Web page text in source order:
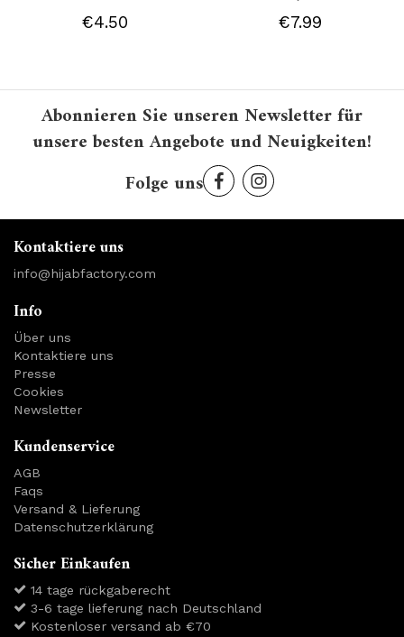
€4.50 €7.99
Abonnieren Sie unseren Newsletter für
unsere besten Angebote und Neuigkeiten!
Folge uns
Kontaktiere uns
info@hijabfactory.com
Info
Über uns
Kontaktiere uns
Presse
Cookies
Newsletter
Kundenservice
AGB
Faqs
Versand & Lieferung
Datenschutzerklärung
Sicher Einkaufen
14 tage rückgaberecht
3-6 tage lieferung nach Deutschland
Kostenloser versand ab €70